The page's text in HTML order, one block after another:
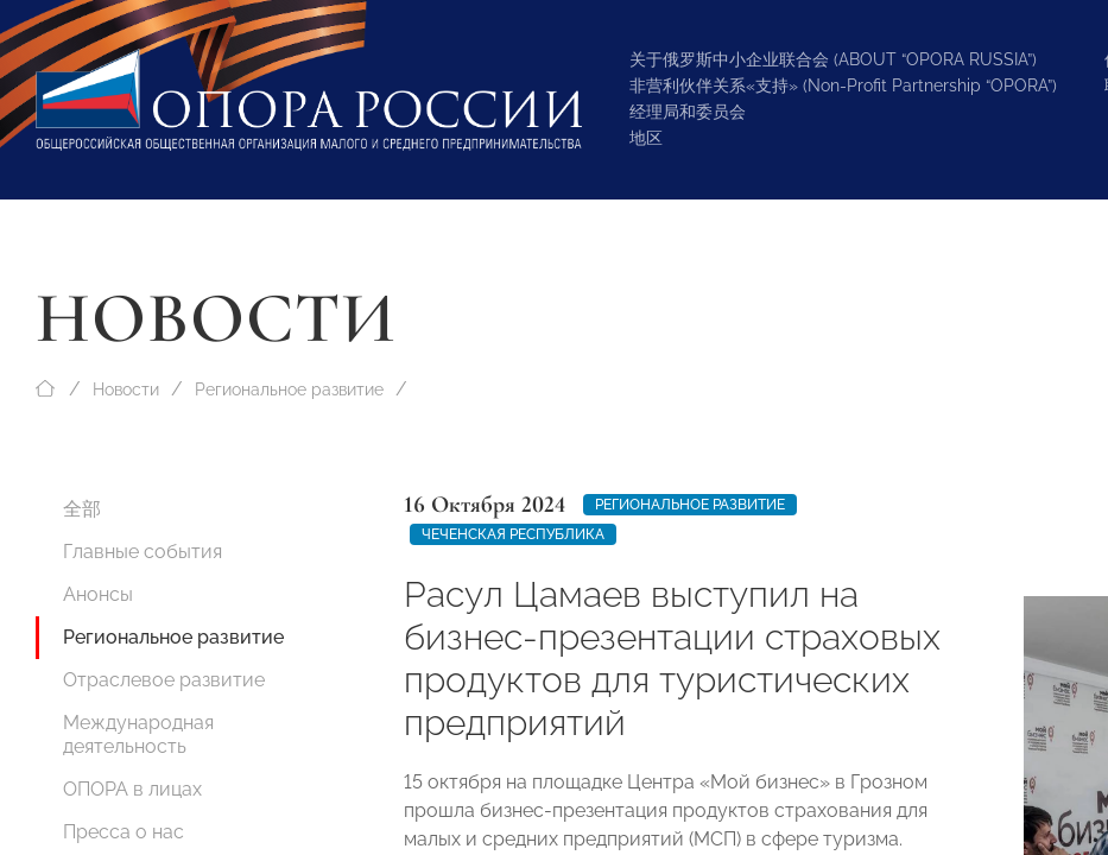
关于俄罗斯中小企业联合会 (ABOUT “OPORA RUSSIA”)
非营利伙伴关系«支持» (Non-Profit Partnership “OPORA”)
经理局和委员会
地区
НОВОСТИ
Новости Региональное развитие
全部
Главные события
Анонсы
Региональное развитие
Отраслевое развитие
Международная
деятельность
ОПОРА в лицах
Пресса о нас
16 Октября 2024
РЕГИОНАЛЬНОЕ РАЗВИТИЕ
ЧЕЧЕНСКАЯ РЕСПУБЛИКА
Расул Цамаев выступил на
бизнес-презентации страховых
продуктов для туристических
предприятий
15 октября на площадке Центра «Мой бизнес» в Грозном
прошла бизнес-презентация продуктов страхования для
малых и средних предприятий (МСП) в сфере туризма.